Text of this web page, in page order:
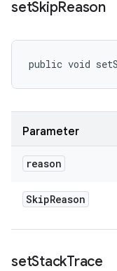
setSkipReason
public void
Parameter
reason
SkipReason
setStackTrace